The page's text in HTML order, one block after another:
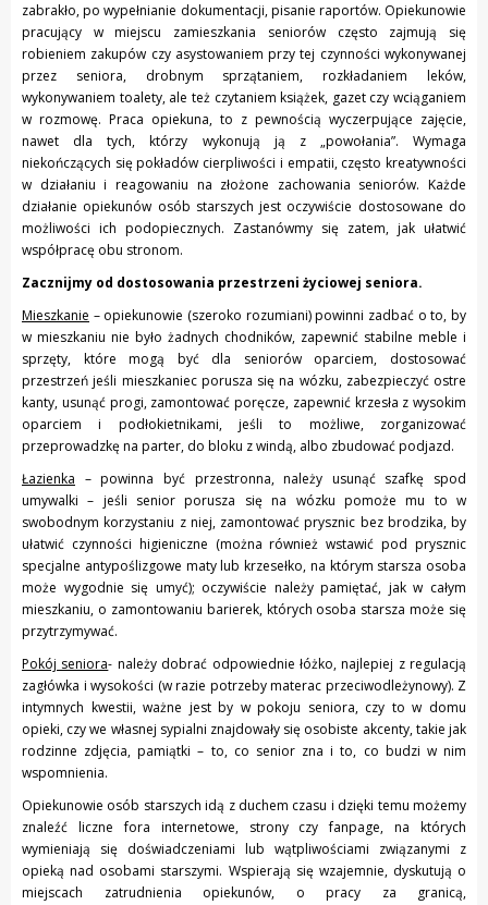
zabrakło, po wypełnianie dokumentacji, pisanie raportów. Opiekunowie
pracujący w miejscu zamieszkania seniorów często zajmują się
robieniem zakupów czy asystowaniem przy tej czynności wykonywanej
przez seniora, drobnym sprzątaniem, rozkładaniem leków,
wykonywaniem toalety, ale też czytaniem książek, gazet czy wciąganiem
w rozmowę. Praca opiekuna, to z pewnością wyczerpujące zajęcie,
nawet dla tych, którzy wykonują ją z „powołania”. Wymaga
niekończących się pokładów cierpliwości i empatii, często kreatywności
w działaniu i reagowaniu na złożone zachowania seniorów. Każde
działanie opiekunów osób starszych jest oczywiście dostosowane do
możliwości ich podopiecznych. Zastanówmy się zatem, jak ułatwić
współpracę obu stronom.
Zacznijmy od dostosowania przestrzeni życiowej seniora.
Mieszkanie – opiekunowie (szeroko rozumiani) powinni zadbać o to, by
w mieszkaniu nie było żadnych chodników, zapewnić stabilne meble i
sprzęty, które mogą być dla seniorów oparciem, dostosować
przestrzeń jeśli mieszkaniec porusza się na wózku, zabezpieczyć ostre
kanty, usunąć progi, zamontować poręcze, zapewnić krzesła z wysokim
oparciem i podłokietnikami, jeśli to możliwe, zorganizować
przeprowadzkę na parter, do bloku z windą, albo zbudować podjazd.
Łazienka – powinna być przestronna, należy usunąć szafkę spod
umywalki – jeśli senior porusza się na wózku pomoże mu to w
swobodnym korzystaniu z niej, zamontować prysznic bez brodzika, by
ułatwić czynności higieniczne (można również wstawić pod prysznic
specjalne antypoślizgowe maty lub krzesełko, na którym starsza osoba
może wygodnie się umyć); oczywiście należy pamiętać, jak w całym
mieszkaniu, o zamontowaniu barierek, których osoba starsza może się
przytrzymywać.
Pokój seniora- należy dobrać odpowiednie łóżko, najlepiej z regulacją
zagłówka i wysokości (w razie potrzeby materac przeciwodleżynowy). Z
intymnych kwestii, ważne jest by w pokoju seniora, czy to w domu
opieki, czy we własnej sypialni znajdowały się osobiste akcenty, takie jak
rodzinne zdjęcia, pamiątki – to, co senior zna i to, co budzi w nim
wspomnienia.
Opiekunowie osób starszych idą z duchem czasu i dzięki temu możemy
znaleźć liczne fora internetowe, strony czy fanpage, na których
wymieniają się doświadczeniami lub wątpliwościami związanymi z
opieką nad osobami starszymi. Wspierają się wzajemnie, dyskutują o
miejscach zatrudnienia opiekunów, o pracy za granicą,